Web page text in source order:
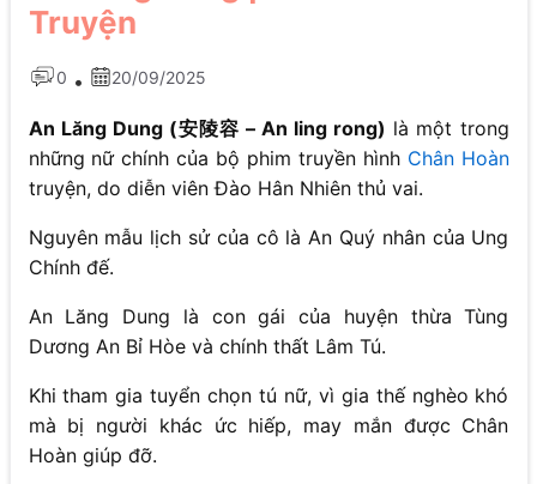
Truyện
0 • 20/09/2025
An Lăng Dung (安陵容 – An ling rong) là một trong
những nữ chính của bộ phim truyền hình Chân Hoàn
truyện, do diễn viên Đào Hân Nhiên thủ vai.
Nguyên mẫu lịch sử của cô là An Quý nhân của Ung
Chính đế.
An Lăng Dung là con gái của huyện thừa Tùng
Dương An Bỉ Hòe và chính thất Lâm Tú.
Khi tham gia tuyển chọn tú nữ, vì gia thế nghèo khó
mà bị người khác ức hiếp, may mắn được Chân
Hoàn giúp đỡ.